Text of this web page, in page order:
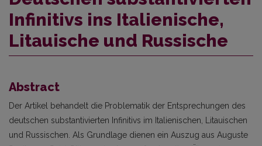
Infinitivs ins Italienische,
Litauische und Russische
Abstract
Der Artikel behandelt die Problematik der Entsprechungen des
deutschen substantivierten Infinitivs im Italienischen, Litauischen
und Russischen. Als Grundlage dienen ein Auszug aus Auguste